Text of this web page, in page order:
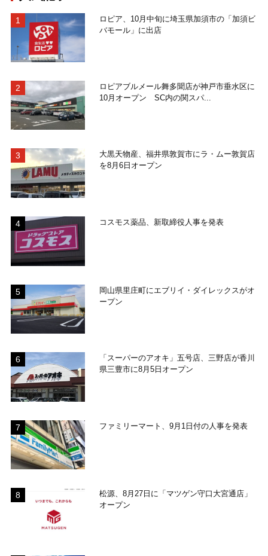
ロピア、10月中旬に埼玉県加須市の「加須ビ
バモール」に出店
ロピアブルメール舞多聞店が神戸市垂水区に
10月オープン SC内の関スパ...
大黒天物産、福井県敦賀市にラ・ムー敦賀店
を8月6日オープン
コスモス薬品、新取締役人事を発表
岡山県里庄町にエブリイ・ダイレックスがオ
ープン
「スーパーのアオキ」五号店、三野店が香川
県三豊市に8月5日オープン
ファミリーマート、9月1日付の人事を発表
松源、8月27日に「マツゲン守口大宮通店」
オープン